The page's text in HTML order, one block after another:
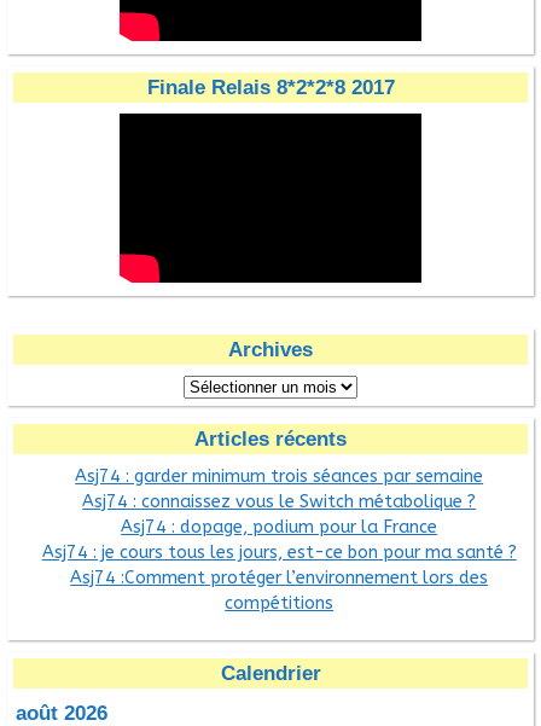
Finale Relais 8*2*2*8 2017
Archives
Articles récents
Asj74 : garder minimum trois séances par semaine
Asj74 : connaissez vous le Switch métabolique ?
Asj74 : dopage, podium pour la France
Asj74 : je cours tous les jours, est-ce bon pour ma santé ?
Asj74 :Comment protéger l’environnement lors des
compétitions
Calendrier
août 2026